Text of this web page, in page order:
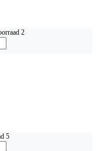
2
5